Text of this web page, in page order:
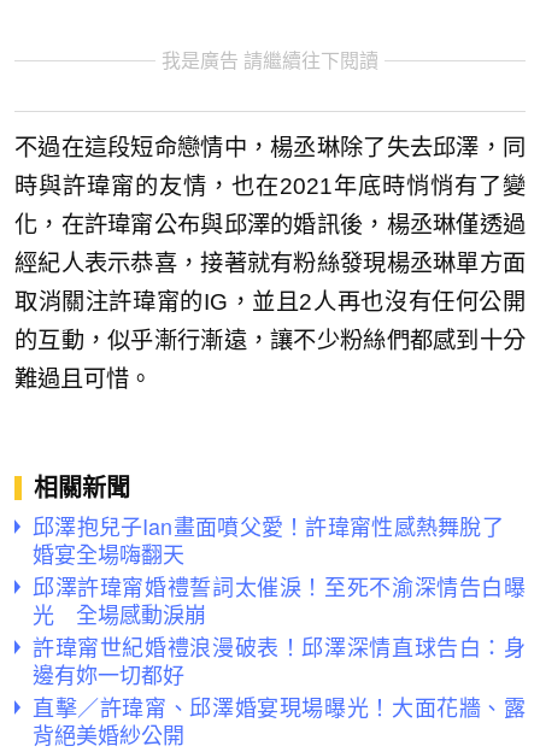
我是廣告 請繼續往下閱讀
不過在這段短命戀情中，楊丞琳除了失去邱澤，同
時與許瑋甯的友情，也在2021年底時悄悄有了變
化，在許瑋甯公布與邱澤的婚訊後，楊丞琳僅透過
經紀人表示恭喜，接著就有粉絲發現楊丞琳單方面
取消關注許瑋甯的IG，並且2人再也沒有任何公開
的互動，似乎漸行漸遠，讓不少粉絲們都感到十分
難過且可惜。
相關新聞
邱澤抱兒子Ian畫面噴父愛！許瑋甯性感熱舞脫了
婚宴全場嗨翻天
邱澤許瑋甯婚禮誓詞太催淚！至死不渝深情告白曝
光 全場感動淚崩
許瑋甯世紀婚禮浪漫破表！邱澤深情直球告白：身
邊有妳一切都好
直擊／許瑋甯、邱澤婚宴現場曝光！大面花牆、露
背絕美婚紗公開